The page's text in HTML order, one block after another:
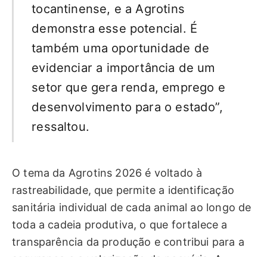
tocantinense, e a Agrotins
demonstra esse potencial. É
também uma oportunidade de
evidenciar a importância de um
setor que gera renda, emprego e
desenvolvimento para o estado”,
ressaltou.
O tema da Agrotins 2026 é voltado à
rastreabilidade, que permite a identificação
sanitária individual de cada animal ao longo de
toda a cadeia produtiva, o que fortalece a
transparência da produção e contribui para a